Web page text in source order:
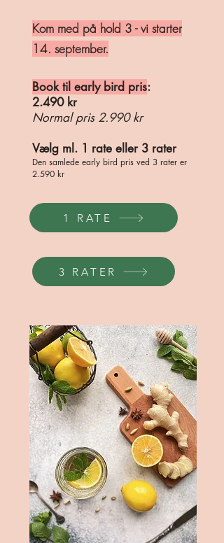
Kom med på hold 3 - vi starter
14. september.
Book til early bird pris:
2.490 kr
Normal pris 2.990 kr
Vælg ml. 1 rate eller 3 rater
Den samlede early bird pris ved 3 rater er
2.590 kr
1 RATE
3 RATER